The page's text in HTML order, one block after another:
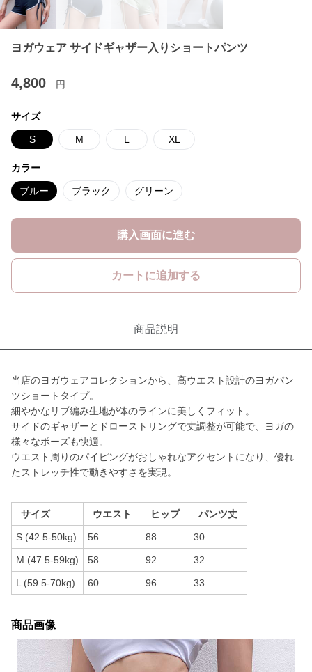
ヨガウェア サイドギャザー入りショートパンツ
4,800 円
サイズ
S M L XL
カラー
ブルー ブラック グリーン
購入画面に進む
カートに追加する
商品説明
当店のヨガウェアコレクションから、高ウエスト設計のヨガパン
ツショートタイプ。
細やかなリブ編み生地が体のラインに美しくフィット。
サイドのギャザーとドローストリングで丈調整が可能で、ヨガの
様々なポーズも快適。
ウエスト周りのパイピングがおしゃれなアクセントになり、優れ
たストレッチ性で動きやすさを実現。
サイズ ウエスト ヒップ パンツ丈
S (42.5-50kg) 56 88 30
M (47.5-59kg) 58 92 32
L (59.5-70kg) 60 96 33
商品画像